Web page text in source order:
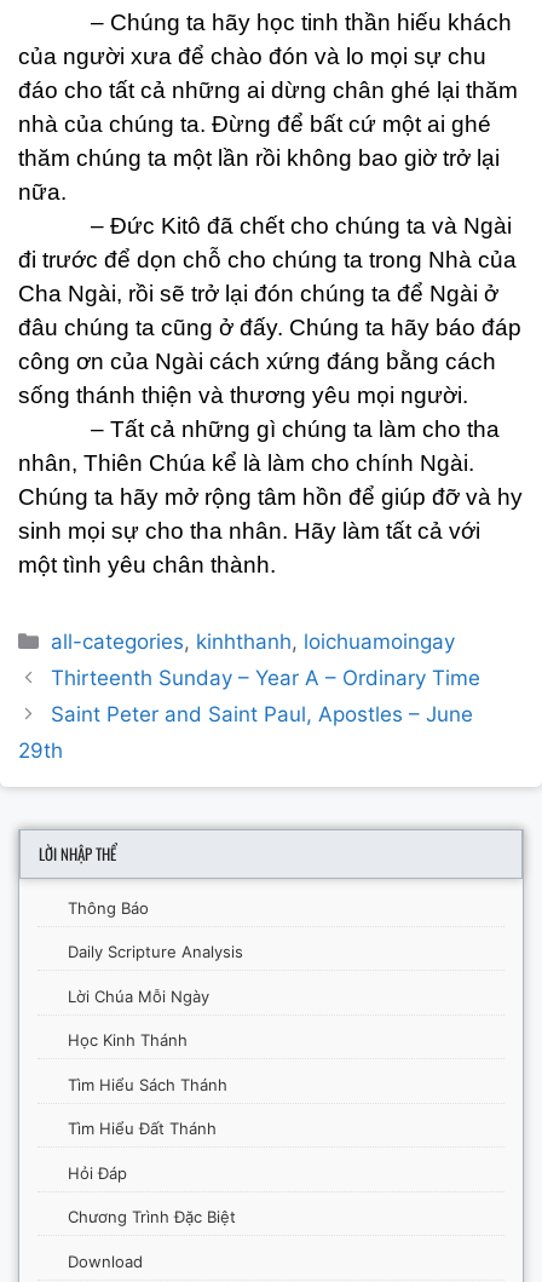
– Chúng ta hãy học tinh thần hiếu khách
của người xưa để chào đón và lo mọi sự chu
đáo cho tất cả những ai dừng chân ghé lại thăm
nhà của chúng ta. Đừng để bất cứ một ai ghé
thăm chúng ta một lần rồi không bao giờ trở lại
nữa.
– Đức Kitô đã chết cho chúng ta và Ngài
đi trước để dọn chỗ cho chúng ta trong Nhà của
Cha Ngài, rồi sẽ trở lại đón chúng ta để Ngài ở
đâu chúng ta cũng ở đấy. Chúng ta hãy báo đáp
công ơn của Ngài cách xứng đáng bằng cách
sống thánh thiện và thương yêu mọi người.
– Tất cả những gì chúng ta làm cho tha
nhân, Thiên Chúa kể là làm cho chính Ngài.
Chúng ta hãy mở rộng tâm hồn để giúp đỡ và hy
sinh mọi sự cho tha nhân. Hãy làm tất cả với
một tình yêu chân thành.
Categories
all-categories, kinhthanh, loichuamoingay
Post
navigation
Thirteenth Sunday – Year A – Ordinary Time
Saint Peter and Saint Paul, Apostles – June
29th
LỜI NHẬP THỂ
Thông Báo
Daily Scripture Analysis
Lời Chúa Mỗi Ngày
Học Kinh Thánh
Tìm Hiểu Sách Thánh
Tìm Hiểu Đất Thánh
Hỏi Đáp
Chương Trình Đặc Biệt
Download